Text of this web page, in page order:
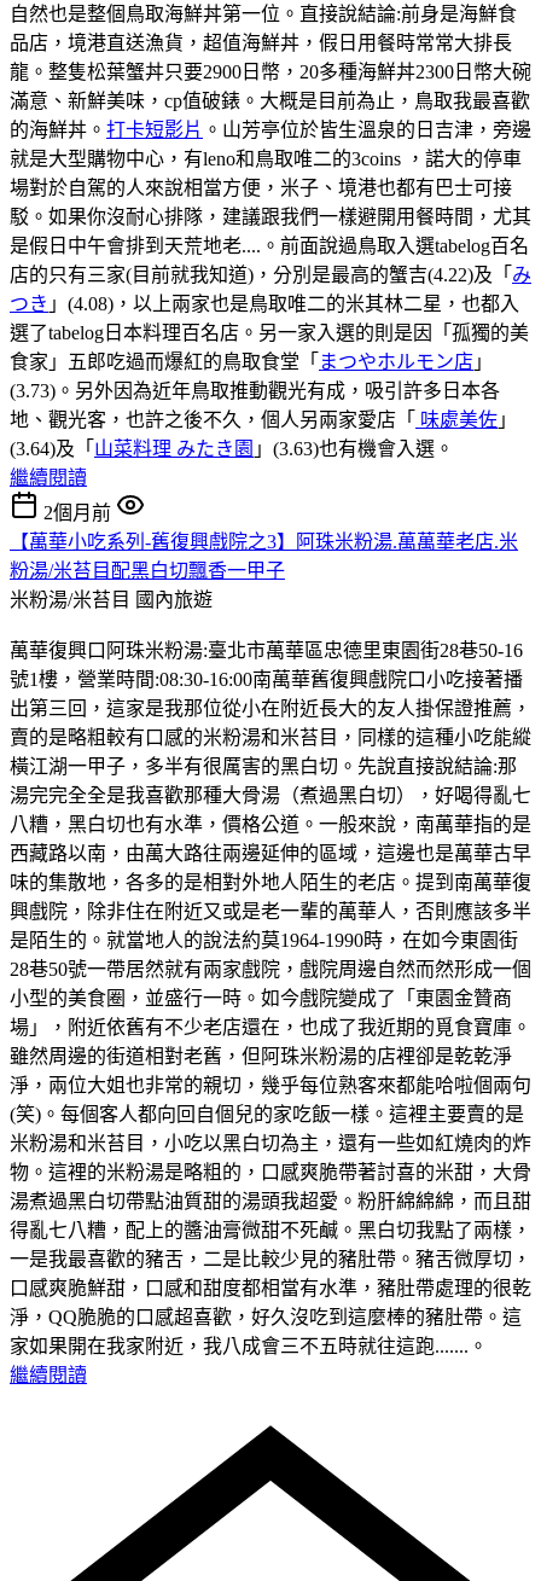
自然也是整個鳥取海鮮丼第一位。直接說結論:前身是海鮮食
品店，境港直送漁貨，超值海鮮丼，假日用餐時常常大排長
龍。整隻松葉蟹丼只要2900日幣，20多種海鮮丼2300日幣大碗
滿意、新鮮美味，cp值破錶。大概是目前為止，鳥取我最喜歡
的海鮮丼。 打卡短影片 。山芳亭位於皆生溫泉的日吉津，旁邊
就是大型購物中心，有leno和鳥取唯二的3coins ，諾大的停車
場對於自駕的人來說相當方便，米子、境港也都有巴士可接
駁。如果你沒耐心排隊，建議跟我們一樣避開用餐時間，尤其
是假日中午會排到天荒地老....。前面說過鳥取入選tabelog百名
店的只有三家(目前就我知道)，分別是最高的蟹吉(4.22)及「 み
つき 」(4.08)，以上兩家也是鳥取唯二的米其林二星，也都入
選了tabelog日本料理百名店。另一家入選的則是因「孤獨的美
食家」五郎吃過而爆紅的鳥取食堂「 まつやホルモン店 」
(3.73)。另外因為近年鳥取推動觀光有成，吸引許多日本各
地、觀光客，也許之後不久，個人另兩家愛店「 味處美佐 」
(3.64)及「 山菜料理 みたき園 」(3.63)也有機會入選。
繼續閱讀
2個月前
【萬華小吃系列-舊復興戲院之3】阿珠米粉湯.萬萬華老店.米
粉湯/米苔目配黑白切飄香一甲子
米粉湯/米苔目 國內旅遊
萬華復興口阿珠米粉湯:臺北市萬華區忠德里東園街28巷50-16
號1樓，營業時間:08:30-16:00南萬華舊復興戲院口小吃接著播
出第三回，這家是我那位從小在附近長大的友人掛保證推薦，
賣的是略粗較有口感的米粉湯和米苔目，同樣的這種小吃能縱
橫江湖一甲子，多半有很厲害的黑白切。先說直接說結論:那
湯完完全全是我喜歡那種大骨湯（煮過黑白切），好喝得亂七
八糟，黑白切也有水準，價格公道。一般來說，南萬華指的是
西藏路以南，由萬大路往兩邊延伸的區域，這邊也是萬華古早
味的集散地，各多的是相對外地人陌生的老店。提到南萬華復
興戲院，除非住在附近又或是老一輩的萬華人，否則應該多半
是陌生的。就當地人的說法約莫1964-1990時，在如今東園街
28巷50號一帶居然就有兩家戲院，戲院周邊自然而然形成一個
小型的美食圈，並盛行一時。如今戲院變成了「東園金贊商
場」，附近依舊有不少老店還在，也成了我近期的覓食寶庫。
雖然周邊的街道相對老舊，但阿珠米粉湯的店裡卻是乾乾淨
淨，兩位大姐也非常的親切，幾乎每位熟客來都能哈啦個兩句
(笑)。每個客人都向回自個兒的家吃飯一樣。這裡主要賣的是
米粉湯和米苔目，小吃以黑白切為主，還有一些如紅燒肉的炸
物。這裡的米粉湯是略粗的，口感爽脆帶著討喜的米甜，大骨
湯煮過黑白切帶點油質甜的湯頭我超愛。粉肝綿綿綿，而且甜
得亂七八糟，配上的醬油膏微甜不死鹹。黑白切我點了兩樣，
一是我最喜歡的豬舌，二是比較少見的豬肚帶。豬舌微厚切，
口感爽脆鮮甜，口感和甜度都相當有水準，豬肚帶處理的很乾
淨，QQ脆脆的口感超喜歡，好久沒吃到這麼棒的豬肚帶。這
家如果開在我家附近，我八成會三不五時就往這跑.......。
繼續閱讀